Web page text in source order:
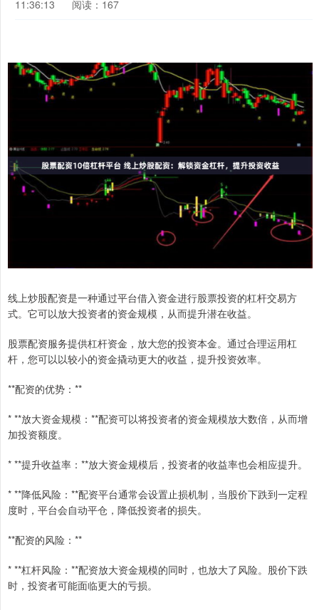
11:36:13
阅读：167
线上炒股配资是一种通过平台借入资金进行股票投资的杠杆交易方
式。它可以放大投资者的资金规模，从而提升潜在收益。
股票配资服务提供杠杆资金，放大您的投资本金。通过合理运用杠
杆，您可以以较小的资金撬动更大的收益，提升投资效率。
**配资的优势：**
* **放大资金规模：**配资可以将投资者的资金规模放大数倍，从而增
加投资额度。
* **提升收益率：**放大资金规模后，投资者的收益率也会相应提升。
* **降低风险：**配资平台通常会设置止损机制，当股价下跌到一定程
度时，平台会自动平仓，降低投资者的损失。
**配资的风险：**
* **杠杆风险：**配资放大资金规模的同时，也放大了风险。股价下跌
时，投资者可能面临更大的亏损。